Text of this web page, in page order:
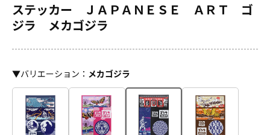
ステッカー ＪＡＰＡＮＥＳＥ ＡＲＴ ゴ
ジラ メカゴジラ
▼バリエーション ： メカゴジラ